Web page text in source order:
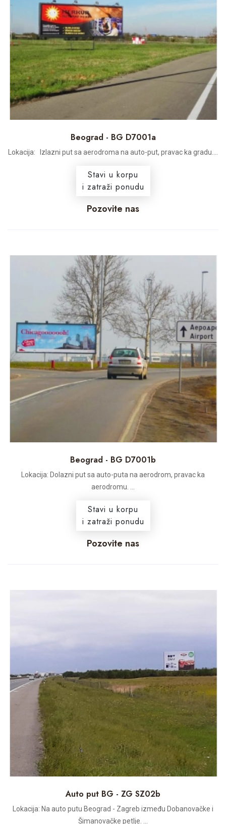
Beograd - BG D7001a
Lokacija: Izlazni put sa aerodroma na auto-put, pravac ka gradu....
Stavi u korpu
i zatraži ponudu
Pozovite nas
Beograd - BG D7001b
Lokacija: Dolazni put sa auto-puta na aerodrom, pravac ka
aerodromu. ...
Stavi u korpu
i zatraži ponudu
Pozovite nas
Auto put BG - ZG SZ02b
Lokacija: Na auto putu Beograd - Zagreb između Dobanovačke i
Šimanovačke petlje. ...